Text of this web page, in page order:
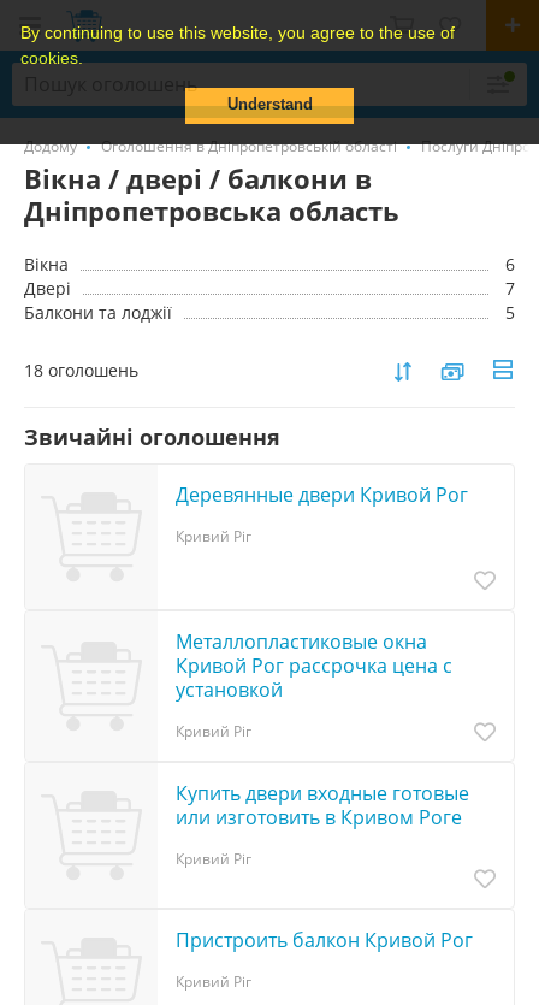
By continuing to use this website, you agree to the use of
cookies.
Understand
Додому Оголошення в Дніпропетровській області Послуги
Вікна / двері / балкони в
Дніпропетровська область
Вікна
6
Двері
7
Балкони та лоджії
5
18 оголошень
Звичайні оголошення
Деревянные двери Кривой Рог
Кривий Ріг
Металлопластиковые окна
Кривой Рог рассрочка цена с
установкой
Кривий Ріг
Купить двери входные готовые
или изготовить в Кривом Роге
Кривий Ріг
Пристроить балкон Кривой Рог
Кривий Ріг